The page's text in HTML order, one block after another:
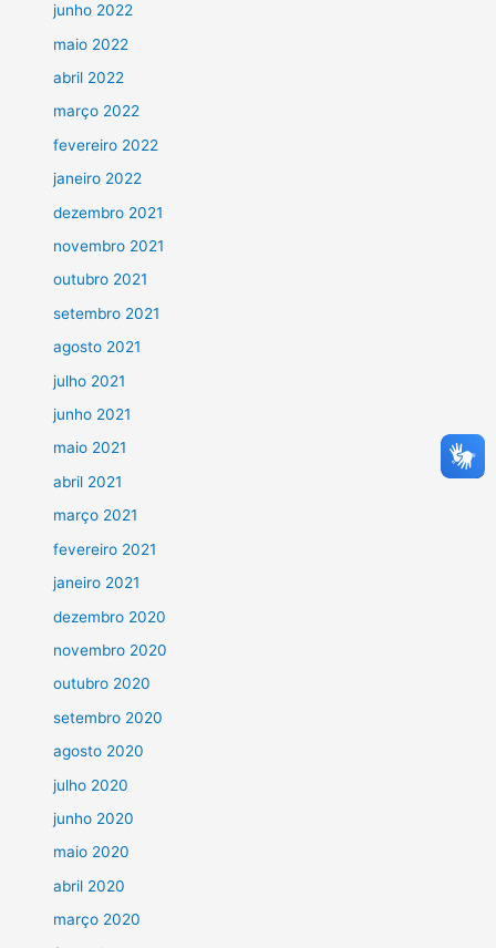
junho 2022
maio 2022
abril 2022
março 2022
fevereiro 2022
janeiro 2022
dezembro 2021
novembro 2021
outubro 2021
setembro 2021
agosto 2021
julho 2021
junho 2021
maio 2021
abril 2021
março 2021
fevereiro 2021
janeiro 2021
dezembro 2020
novembro 2020
outubro 2020
setembro 2020
agosto 2020
julho 2020
junho 2020
maio 2020
abril 2020
março 2020